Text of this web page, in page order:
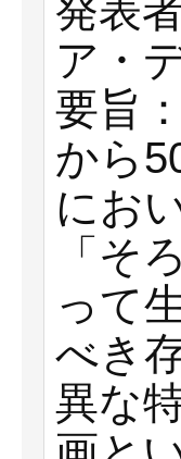
発表
ア・
要旨
から
にお
「そ
って
べき
異な